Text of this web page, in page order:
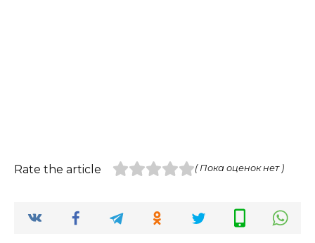
Rate the article ( Пока оценок нет )